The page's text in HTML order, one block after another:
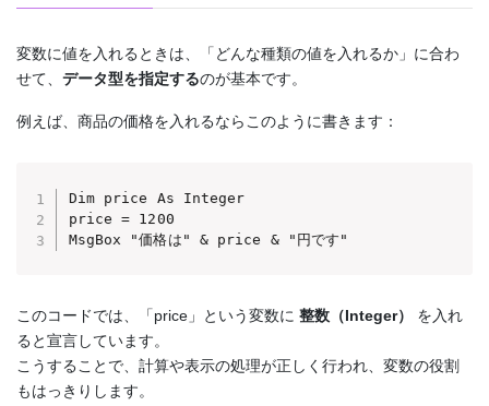
変数に値を入れるときは、「どんな種類の値を入れるか」に合わ
せて、 データ型を指定するのが基本です。
例えば、商品の価格を入れるならこのように書きます：
Dim price As Integer
price = 1200
MsgBox "価格は" & price & "円です"
このコードでは、「price」という変数に 整数（Integer） を入れ
ると宣言しています。
こうすることで、計算や表示の処理が正しく行われ、変数の役割
もはっきりします。